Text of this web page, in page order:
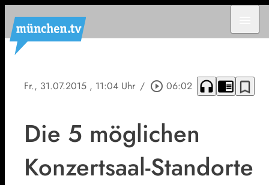
Fr., 31.07.2015 , 11:04 Uhr / play_circle_outline 06:02 headphones chrome_reader_mode bookmark_border
Die 5 möglichen
Konzertsaal-Standorte